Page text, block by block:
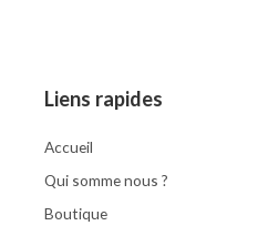
Liens rapides
Accueil
Qui somme nous ?
Boutique